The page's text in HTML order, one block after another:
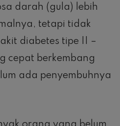
darah (gula) lebih
tetapi tidak
diabetes tipe II –
cepat berkembang
ada penyembuhnya